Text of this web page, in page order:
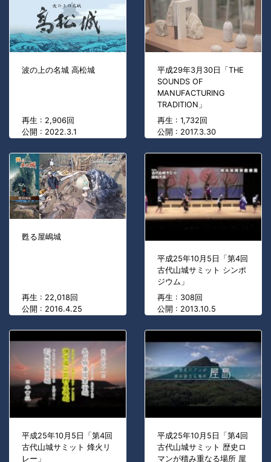
波の上の名城 高松城
再生 : 2,906回
公開 : 2022.3.1
平成29年3月30日「THE
SOUNDS OF
MANUFACTURING
TRADITION」
再生 : 1,732回
公開 : 2017.3.30
甦る屋嶋城
再生 : 22,018回
公開 : 2016.4.25
平成25年10月5日「第4回
古代山城サミット シンポ
ジウム」
再生 : 308回
公開 : 2013.10.5
平成25年10月5日「第4回
古代山城サミット 烽火リ
レー」
平成25年10月5日「第4回
古代山城サミット 歴史ロ
マンが積み重なる場所 屋